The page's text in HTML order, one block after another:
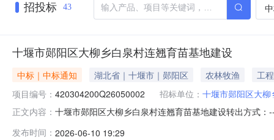
招投标 43
十堰市郧阳区大柳乡白泉村连翘育苗基地建设
中标｜中标通知 湖北省｜十堰市｜郧阳区 农林牧渔
工程
项目编号： 420304200Q26050002 招标单位： 十堰市郧阳区大
正文内容： 十堰市郧阳区大柳乡白泉村连翘育苗基地建设转出方式
价开始时间：2026-06-0815:00:00竞价结束时间：--公
发布时间： 2026-06-10 19:29